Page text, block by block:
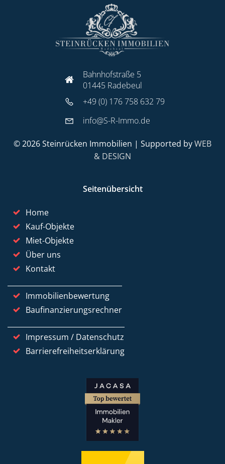
Bahnhofstraße 5
01445 Radebeul
+49 (0) 176 758 632 79
info@S-R-Immo.de
© 2026 Steinrücken Immobilien | Supported byWEB
& DESIGN
Seitenübersicht
Home
Kauf-Objekte
Miet-Objekte
Über uns
Kontakt
Immobilienbewertung
Baufinanzierungsrechner
Impressum / Datenschutz
Barrierefreiheitserklärung